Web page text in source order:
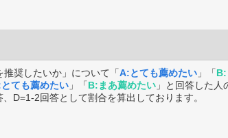
奨したいか」について「A:とても薦めたい 」「B:
ても薦めたい 」「B:まあ薦めたい 」と回答した人
D=1-2回答として割合を算出しております。